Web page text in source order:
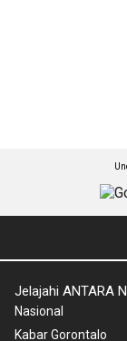
Jelajahi ANTARA
Nasional
Kabar Gorontalo